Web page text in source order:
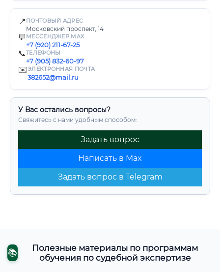
📍 ПОЧТОВЫЙ АДРЕС
Московский проспект, 14
💬 МЕССЕНДЖЕР MAX
+7 (920) 211-67-25
📞ТЕЛЕФОНЫ
+7 (905) 832-60-97
✉️ЭЛЕКТРОННАЯ ПОЧТА
382652@mail.ru
У Вас остались вопросы?
Свяжитесь с нами удобным способом:
Задать вопрос
Написать в Max
Задать вопрос в Telegram
📚
Полезные материалы по программам
обучения по судебной экспертизе